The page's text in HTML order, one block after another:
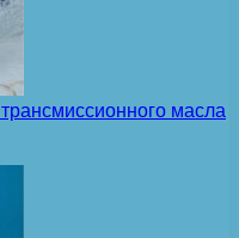
масла